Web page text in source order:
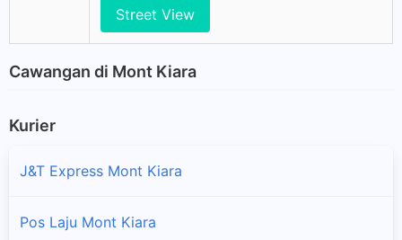
Street View
Cawangan di Mont Kiara
Kurier
J&T Express Mont Kiara
Pos Laju Mont Kiara